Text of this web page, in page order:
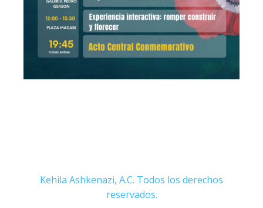
Kehila Ashkenazi, A.C. Todos los derechos
reservados.